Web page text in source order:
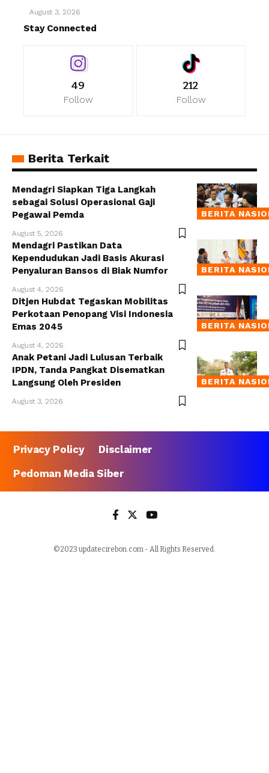
August 3, 2026
Stay Connected
49
Follow
212
Follow
Berita Terkait
BERITA
Mendagri Siapkan Tiga Langkah
sebagai Solusi Operasional Gaji
Pegawai Pemda
August 5, 2026
BERITA
Mendagri Pastikan Data
Kependudukan Jadi Basis Akurasi
Penyaluran Bansos di Biak Numfor
August 4, 2026
BERITA
Ditjen Hubdat Tegaskan Mobilitas
Perkotaan Penopang Visi Indonesia
Emas 2045
August 4, 2026
BERITA
Anak Petani Jadi Lulusan Terbaik
IPDN, Tanda Pangkat Disematkan
Langsung Oleh Presiden
August 3, 2026
Privacy Policy
Disclaimer
Pedoman Media Siber
©2023 updatecirebon.com - All Rights Reserved.